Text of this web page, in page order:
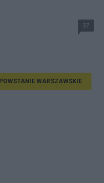
37
POWSTANIE WARSZAWSKIE